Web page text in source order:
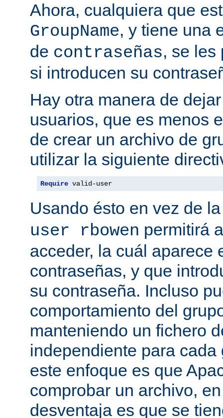
Ahora, cualquiera que
GroupName, y tiene una
de contraseñas, se les
si introducen su
Hay otra manera de
usuarios, que es menos
de crear un archivo de
utilizar la siguiente
Require valid-user
Usando ésto en vez de
user rbowen permitirá
acceder, la cuál aparece
contraseñas, y que
su contraseña. Incluso
comportamiento del
manteniendo un fichero
independiente para
este enfoque es que
comprobar un archivo,
desventaja es que se